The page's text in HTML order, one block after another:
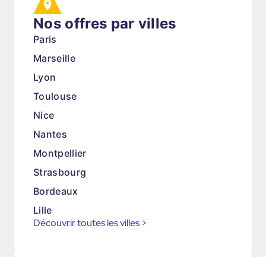
Nos offres par villes
Paris
Marseille
Lyon
Toulouse
Nice
Nantes
Montpellier
Strasbourg
Bordeaux
Lille
Découvrir toutes les villes >